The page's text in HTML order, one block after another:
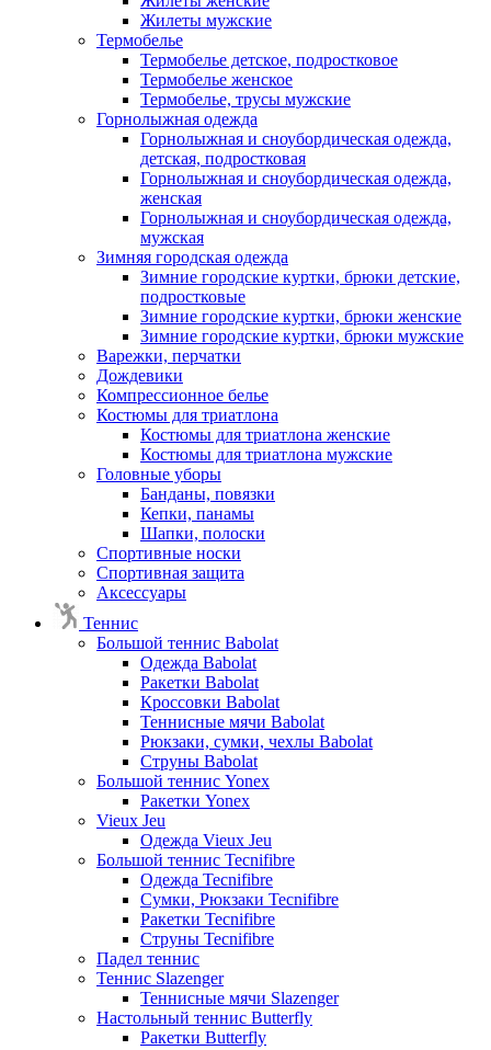
Жилеты мужские
Термобелье
Термобелье детское, подростковое
Термобелье женское
Термобелье, трусы мужские
Горнолыжная одежда
Горнолыжная и сноубордическая одежда,
детская, подростковая
Горнолыжная и сноубордическая одежда,
женская
Горнолыжная и сноубордическая одежда,
мужская
Зимняя городская одежда
Зимние городские куртки, брюки детские,
подростковые
Зимние городские куртки, брюки женские
Зимние городские куртки, брюки мужские
Варежки, перчатки
Дождевики
Компрессионное белье
Костюмы для триатлона
Костюмы для триатлона женские
Костюмы для триатлона мужские
Головные уборы
Банданы, повязки
Кепки, панамы
Шапки, полоски
Спортивные носки
Спортивная защита
Аксессуары
Теннис
Большой теннис Babolat
Одежда Babolat
Ракетки Babolat
Кроссовки Babolat
Теннисные мячи Babolat
Рюкзаки, сумки, чехлы Babolat
Струны Babolat
Большой теннис Yonex
Ракетки Yonex
Vieux Jeu
Одежда Vieux Jeu
Большой теннис Tecnifibre
Одежда Tecnifibre
Сумки, Рюкзаки Tecnifibre
Ракетки Tecnifibre
Струны Tecnifibre
Падел теннис
Теннис Slazenger
Теннисные мячи Slazenger
Настольный теннис Butterfly
Ракетки Butterfly